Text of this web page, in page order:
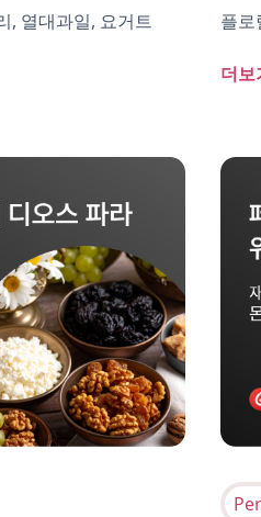
, 열대과일, 요거트 플로
더